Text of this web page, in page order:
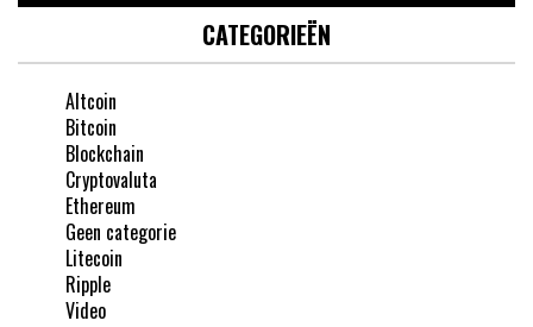
CATEGORIEËN
Altcoin
Bitcoin
Blockchain
Cryptovaluta
Ethereum
Geen categorie
Litecoin
Ripple
Video